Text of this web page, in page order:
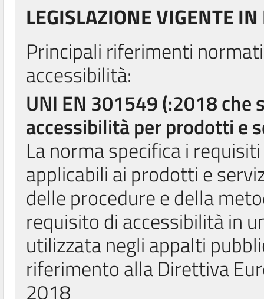
LEGISLAZIONE VIGENTE
Principali riferimenti
accessibilità:
UNI EN 301549 (:2018
accessibilità per prodotti e
La norma specifica i
applicabili ai prodotti e
delle procedure e della
requisito di accessibilità in
utilizzata negli appalti
riferimento alla Direttiva
2018